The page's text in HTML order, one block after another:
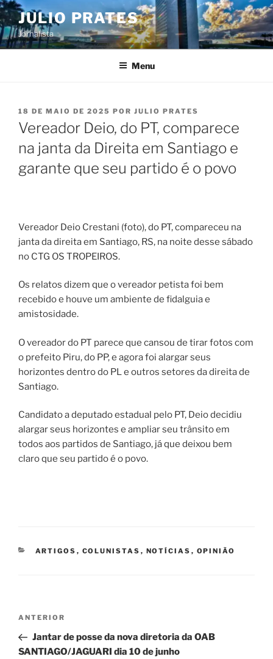
Pular
para
o
conteúdo
JULIO PRATES
Jornalista
Menu
PUBLICADO
EM
18 DE MAIO DE 2025 POR JULIO PRATES
Vereador Deio, do PT, comparece
na janta da Direita em Santiago e
garante que seu partido é o povo
Vereador Deio Crestani (foto), do PT, compareceu na
janta da direita em Santiago, RS, na noite desse sábado
no CTG OS TROPEIROS.
Os relatos dizem que o vereador petista foi bem
recebido e houve um ambiente de fidalguia e
amistosidade.
O vereador do PT parece que cansou de tirar fotos com
o prefeito Piru, do PP, e agora foi alargar seus
horizontes dentro do PL e outros setores da direita de
Santiago.
Candidato a deputado estadual pelo PT, Deio decidiu
alargar seus horizontes e ampliar seu trânsito em
todos aos partidos de Santiago, já que deixou bem
claro que seu partido é o povo.
CATEGORIAS
ARTIGOS , COLUNISTAS , NOTÍCIAS , OPINIÃO
Navegação
Post
Post
anterior
ANTERIOR
Jantar de posse da nova diretoria da OAB
SANTIAGO/JAGUARI dia 10 de junho